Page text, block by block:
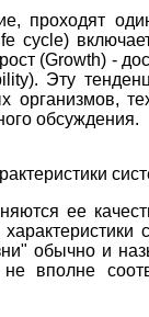
проходят
cycle)
(Growth) -
Эту
обсуждения.
ее
обычно и
вполне